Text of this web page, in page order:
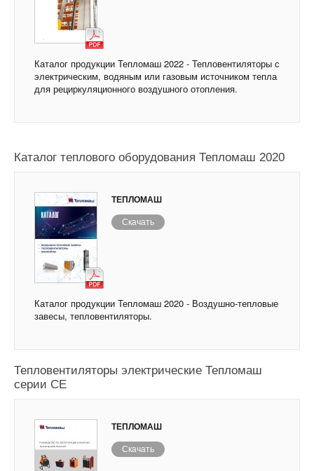
Каталог продукции Тепломаш 2022 - Тепловентиляторы с
электрическим, водяным или газовым источником тепла
для рециркуляционного воздушного отопления.
Каталог теплового оборудования Тепломаш 2020
ТЕПЛОМАШ
Скачать
Каталог продукции Тепломаш 2020 - Воздушно-тепловые
завесы, тепловентиляторы.
Тепловентиляторы электрические Тепломаш
серии СЕ
ТЕПЛОМАШ
Скачать